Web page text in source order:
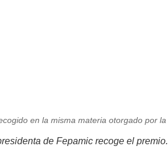
en la misma materia otorgado por la
de Fepamic recoge el premio.